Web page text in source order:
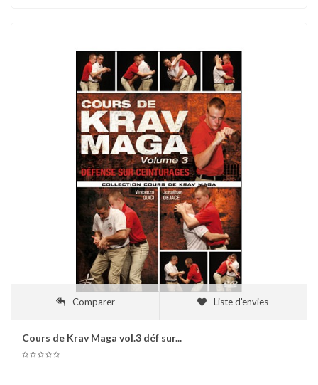
Comparer Liste d'envies
Cours de Krav Maga vol.3 déf sur...